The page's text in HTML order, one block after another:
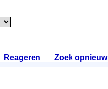
Reageren Zoek opnieuw.